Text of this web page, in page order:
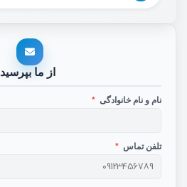
از ما بپرسید
نام و نام خانوادگی *
تلفن تماس *